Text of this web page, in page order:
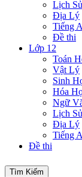
Lịch
Địa Lý
Tiếng
Đề thi
Lớp 12
Toán
Vật Lý
Sinh
Hóa
Ngữ
Lịch
Địa Lý
Tiếng
Đề thi
Tìm Kiếm